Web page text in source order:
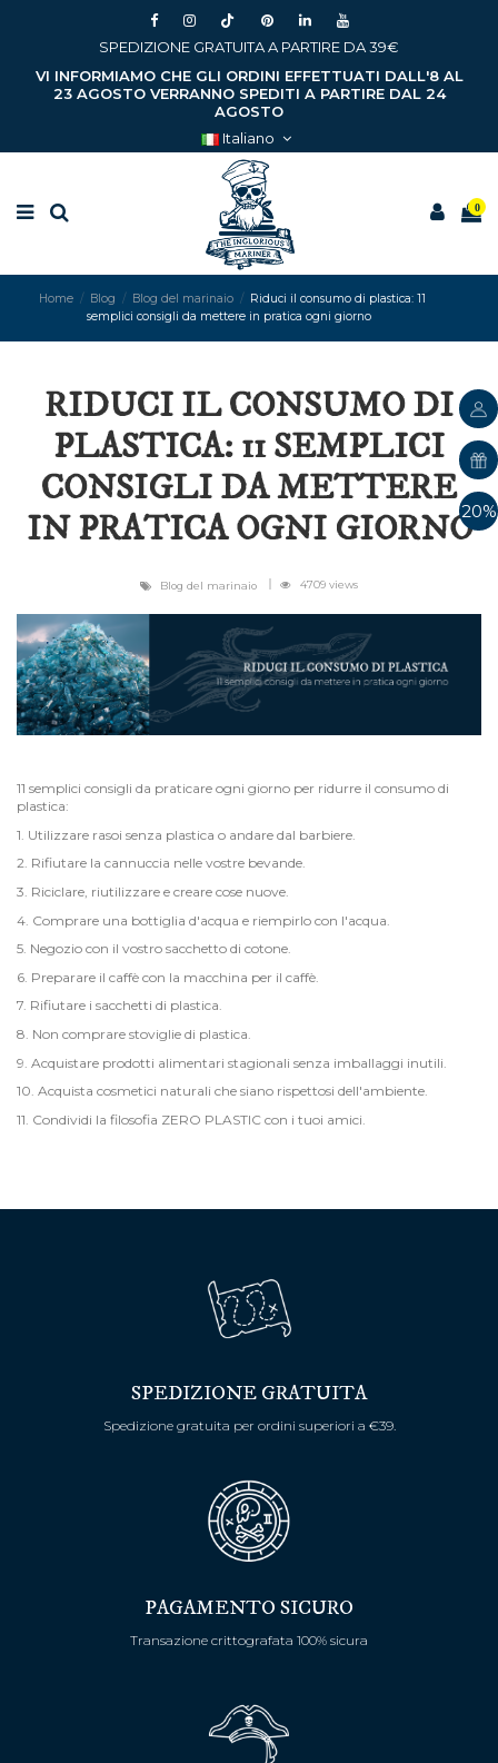
SPEDIZIONE GRATUITA A PARTIRE DA 39€
VI INFORMIAMO CHE GLI ORDINI EFFETTUATI DALL'8 AL
23 AGOSTO VERRANNO SPEDITI A PARTIRE DAL 24
AGOSTO
Italiano
0
Home Blog Blog del marinaio
Riduci il consumo di plastica: 11
semplici consigli da mettere in pratica ogni giorno
RIDUCI IL CONSUMO DI
PLASTICA: 11 SEMPLICI
CONSIGLI DA METTERE
IN PRATICA OGNI GIORNO
Blog del marinaio 4709 views
11 semplici consigli da praticare ogni giorno per ridurre il consumo di
plastica:
1. Utilizzare rasoi senza plastica o andare dal barbiere.
2. Rifiutare la cannuccia nelle vostre bevande.
3. Riciclare, riutilizzare e creare cose nuove.
4. Comprare una bottiglia d'acqua e riempirlo con l'acqua.
5. Negozio con il vostro sacchetto di cotone.
6. Preparare il caffè con la macchina per il caffè.
7. Rifiutare i sacchetti di plastica.
8. Non comprare stoviglie di plastica.
9. Acquistare prodotti alimentari stagionali senza imballaggi inutili.
10. Acquista cosmetici naturali che siano rispettosi dell'ambiente.
11. Condividi la filosofia ZERO PLASTIC con i tuoi amici.
SPEDIZIONE GRATUITA
Spedizione gratuita per ordini superiori a €39.
PAGAMENTO SICURO
Transazione crittografata 100% sicura
20%